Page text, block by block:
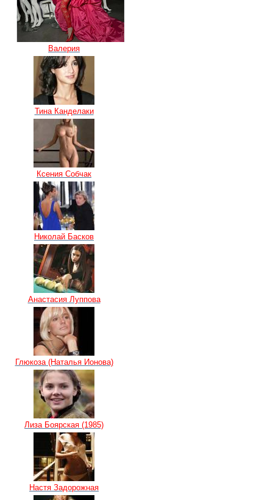
Валерия
Тина Канделаки
Ксения Собчак
Николай Басков
Анастасия Луппова
Глюкоза (Наталья Ионова)
Лиза Боярская (1985)
Настя Задорожная